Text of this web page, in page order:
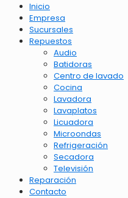
Inicio
Empresa
Sucursales
Repuestos
Audio
Batidoras
Centro de lavado
Cocina
Lavadora
Lavaplatos
Licuadora
Microondas
Refrigeración
Secadora
Televisión
Reparación
Contacto